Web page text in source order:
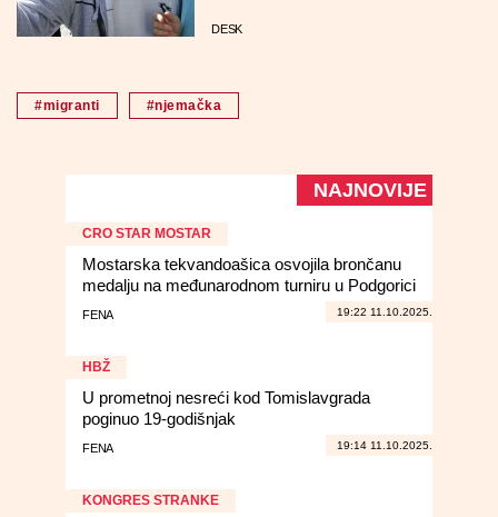
DESK
#migranti #njemačka
NAJNOVIJE
CRO STAR MOSTAR
Mostarska tekvandoašica osvojila brončanu
medalju na međunarodnom turniru u Podgorici
FENA 19:22 11.10.2025.
HBŽ
U prometnoj nesreći kod Tomislavgrada
poginuo 19-godišnjak
FENA 19:14 11.10.2025.
KONGRES STRANKE